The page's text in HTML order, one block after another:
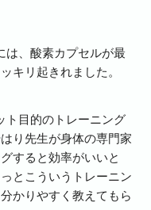
は、酸素カプセルが最
キリ起きれました。
ト目的のトレーニング
り先生が身体の専門家
すると効率がいいと
とこういうトレーニン
かりやすく教えてもら